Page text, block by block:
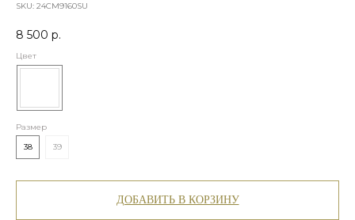
SKU: 24СМ9160SU
8 500 р.
Цвет
Размер
38
39
ДОБАВИТЬ В КОРЗИНУ